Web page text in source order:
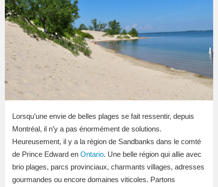
Lorsqu’une envie de belles plages se fait ressentir, depuis
Montréal, il n’y a pas énormément de solutions.
Heureusement, il y a la région de Sandbanks dans le comté
de Prince Edward en Ontario. Une belle région qui allie avec
brio plages, parcs provinciaux, charmants villages, adresses
gourmandes ou encore domaines viticoles. Partons